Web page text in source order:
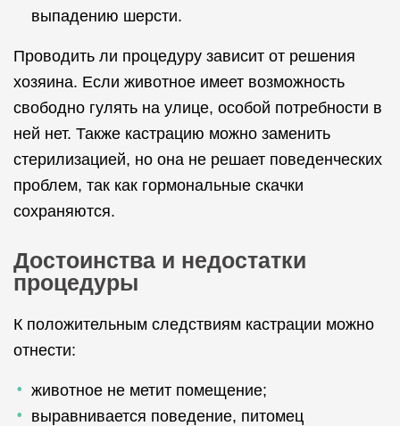
выпадению шерсти.
Проводить ли процедуру зависит от решения
хозяина. Если животное имеет возможность
свободно гулять на улице, особой потребности в
ней нет. Также кастрацию можно заменить
стерилизацией, но она не решает поведенческих
проблем, так как гормональные скачки
сохраняются.
Достоинства и недостатки
процедуры
К положительным следствиям кастрации можно
отнести:
животное не метит помещение;
выравнивается поведение, питомец